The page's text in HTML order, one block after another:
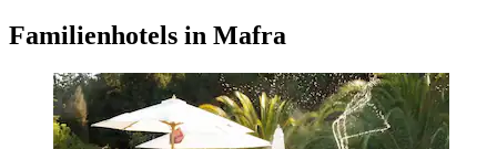
Familienhotels in Mafra